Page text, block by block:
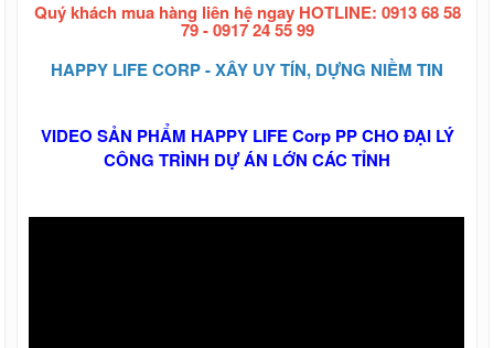
Quý khách mua hàng liên hệ ngay HOTLINE: 0913 68 58
79 - 0917 24 55 99
HAPPY LIFE CORP - XÂY UY TÍN, DỰNG NIỀM TIN
VIDEO SẢN PHẨM HAPPY LIFE Corp PP CHO ĐẠI LÝ
CÔNG TRÌNH DỰ ÁN LỚN CÁC TỈNH